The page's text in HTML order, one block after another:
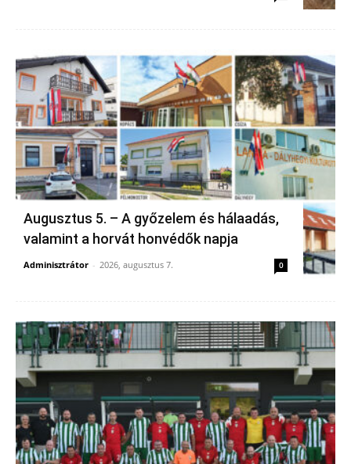
Augusztus 5. – A győzelem és hálaadás,
valamint a horvát honvédők napja
Adminisztrátor - 2026, augusztus 7. 0